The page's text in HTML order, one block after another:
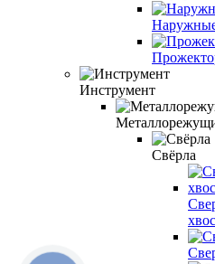
Инструмент
Свёрла